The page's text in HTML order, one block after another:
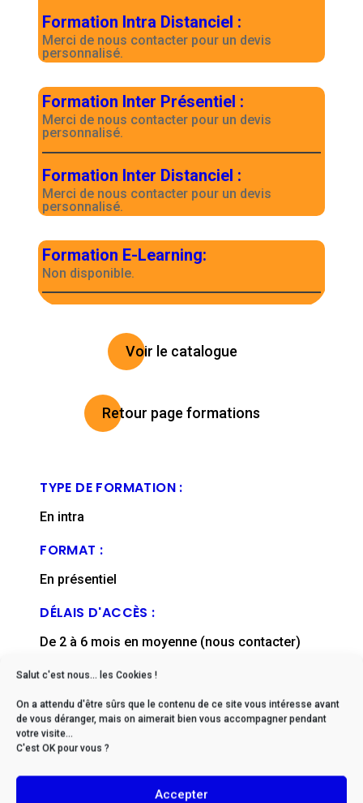
Salut c'est nous... les Cookies !
On a attendu d'être sûrs que le contenu de ce site vous intéresse avant
de vous déranger, mais on aimerait bien vous accompagner pendant
votre visite...
C'est OK pour vous ?
Accepter
Formation Intra Distanciel :
Merci de nous contacter pour un devis
personnalisé.
Formation Inter Présentiel :
Merci de nous contacter pour un devis
personnalisé.
Formation Inter Distanciel :
Merci de nous contacter pour un devis
personnalisé.
Formation E-Learning:
Non disponible.
Voir le catalogue
Retour page formations
TYPE DE FORMATION :
En intra
FORMAT :
En présentiel
DÉLAIS D'ACCÈS :
De 2 à 6 mois en moyenne (nous contacter)
FICHE MISE À JOUR EN :
juillet, 2024